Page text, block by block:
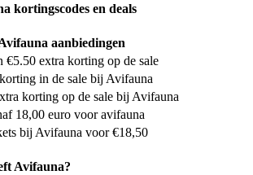
kortingscodes en deals
aanbiedingen
€5.50 extra korting op de sale
in de sale bij Avifauna
korting op de sale bij Avifauna
18,00 euro voor avifauna
bij Avifauna voor €18,50
Avifauna?